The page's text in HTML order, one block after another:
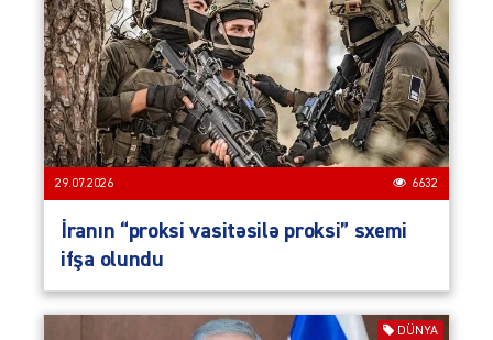
29.07.2026 6632
İranın “proksi vasitəsilə proksi” sxemi
ifşa olundu
DÜNYA